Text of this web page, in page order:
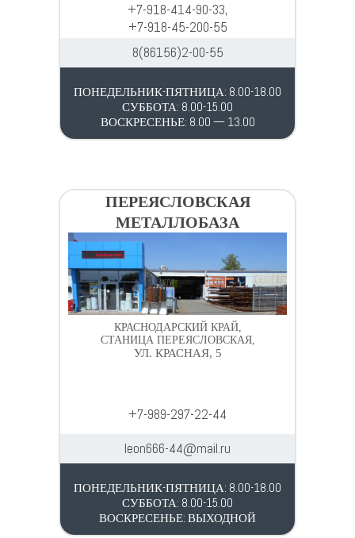
+7-918-414-90-33,
+7-918-45-200-55
8(86156)2-00-55
ПОНЕДЕЛЬНИК-ПЯТНИЦА: 8.00-18.00
СУББОТА: 8.00-15.00
ВОСКРЕСЕНЬЕ: 8.00 — 13.00
ПЕРЕЯСЛОВСКАЯ
МЕТАЛЛОБАЗА
КРАСНОДАРСКИЙ КРАЙ,
СТАНИЦА ПЕРЕЯСЛОВСКАЯ,
УЛ. КРАСНАЯ, 5
+7-989-297-22-44
leon666-44@mail.ru
ПОНЕДЕЛЬНИК-ПЯТНИЦА: 8.00-18.00
СУББОТА: 8.00-15.00
ВОСКРЕСЕНЬЕ: ВЫХОДНОЙ